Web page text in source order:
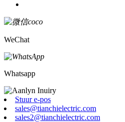
WeChat
Whatsapp
Stuur e-pos
sales@tianchielectric.com
sales2@tianchielectric.com